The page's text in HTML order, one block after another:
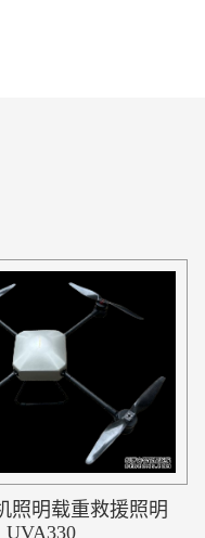
照明载重救援照明
UVA330